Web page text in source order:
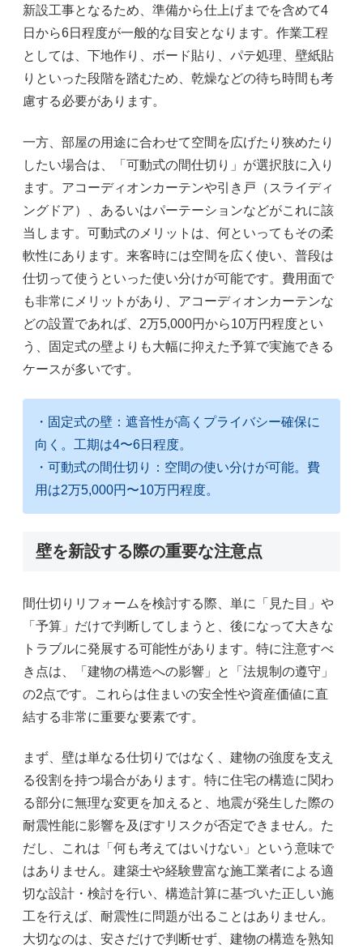
新設工事となるため、準備から仕上げまでを含めて4
日から6日程度が一般的な目安となります。作業工程
としては、下地作り、ボード貼り、パテ処理、壁紙貼
りといった段階を踏むため、乾燥などの待ち時間も考
慮する必要があります。
一方、部屋の用途に合わせて空間を広げたり狭めたり
したい場合は、「可動式の間仕切り」が選択肢に入り
ます。アコーディオンカーテンや引き戸（スライディ
ングドア）、あるいはパーテーションなどがこれに該
当します。可動式のメリットは、何といってもその柔
軟性にあります。来客時には空間を広く使い、普段は
仕切って使うといった使い分けが可能です。費用面で
も非常にメリットがあり、アコーディオンカーテンな
どの設置であれば、2万5,000円から10万円程度とい
う、固定式の壁よりも大幅に抑えた予算で実施できる
ケースが多いです。
・固定式の壁：遮音性が高くプライバシー確保に
向く。工期は4〜6日程度。
・可動式の間仕切り：空間の使い分けが可能。費
用は2万5,000円〜10万円程度。
壁を新設する際の重要な注意点
間仕切りリフォームを検討する際、単に「見た目」や
「予算」だけで判断してしまうと、後になって大きな
トラブルに発展する可能性があります。特に注意すべ
き点は、「建物の構造への影響」と「法規制の遵守」
の2点です。これらは住まいの安全性や資産価値に直
結する非常に重要な要素です。
まず、壁は単なる仕切りではなく、建物の強度を支え
る役割を持つ場合があります。特に住宅の構造に関わ
る部分に無理な変更を加えると、地震が発生した際の
耐震性能に影響を及ぼすリスクが否定できません。た
だし、これは「何も考えてはいけない」という意味で
はありません。建築士や経験豊富な施工業者による適
切な設計・検討を行い、構造計算に基づいた正しい施
工を行えば、耐震性に問題が出ることはありません。
大切なのは、安さだけで判断せず、建物の構造を熟知